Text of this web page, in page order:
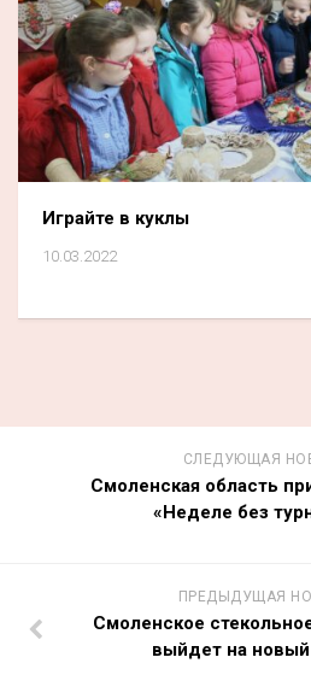
Играйте в куклы
10.03.2022
СЛЕДУЮЩАЯ
Смоленская область
«Неделе без
ПРЕДЫДУЩАЯ
Смоленское
выйдет на